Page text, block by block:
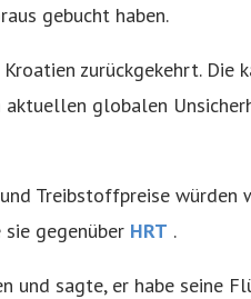
gebucht haben.
zurückgekehrt. Die
aktuellen globalen
Treibstoffpreise würden
gegenüber HRT .
und sagte, er habe seine